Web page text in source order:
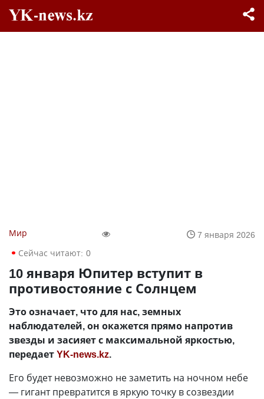
Мир
7 января 2026
Сейчас читают: 0
10 января Юпитер вступит в
противостояние с Солнцем
Это означает, что для нас, земных
наблюдателей, он окажется прямо напротив
звезды и засияет с максимальной яркостью,
передаетYK-news.kz.
Его будет невозможно не заметить на ночном небе
— гигант превратится в яркую точку в созвездии